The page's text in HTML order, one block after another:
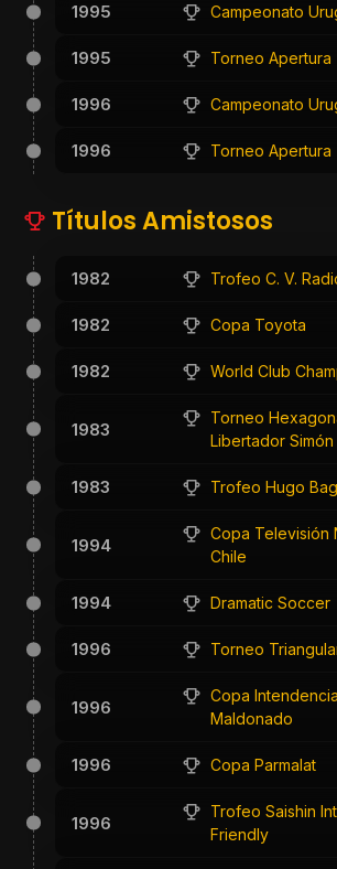
1995 Campeonato
1995 Torneo Apertura
1996 Campeonato
1996 Torneo Apertura
Títulos Amistosos
1982 Trofeo C. V.
1982 Copa Toyota
1982 World Club
1983
Torneo
Libertador
1983 Trofeo Hugo
1994
Copa Televisión
Chile
1994 Dramatic Soccer
1996 Torneo
1996
Copa
Maldonado
1996 Copa Parmalat
1996
Trofeo Saishin
Friendly